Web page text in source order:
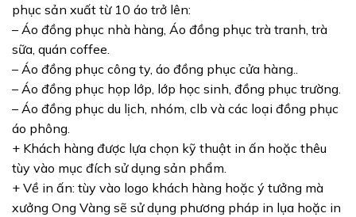
phục sản xuất từ 10 áo trở lên:
– Áo đồng phục nhà hàng, Áo đồng phục trà tranh, trà
sữa, quán coffee.
– Áo đồng phục công ty, áo đồng phục cửa hàng..
– Áo đồng phục họp lớp, lớp học sinh, đồng phục trường.
– Áo đồng phục du lịch, nhóm, clb và các loại đồng phục
áo phông.
+ Khách hàng được lựa chọn kỹ thuật in ấn hoặc thêu
tùy vào mục đích sử dụng sản phẩm.
+ Về in ấn: tùy vào logo khách hàng hoặc ý tưởng mà
xưởng Ong Vàng sẽ sử dụng phương pháp in lụa hoặc in